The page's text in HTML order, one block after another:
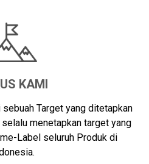
KAMI
Target yang ditetapkan
menetapkan target yang
Label seluruh Produk di